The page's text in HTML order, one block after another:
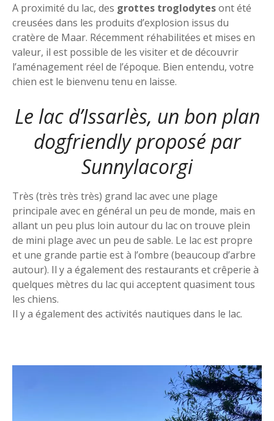
A proximité du lac, des grottes troglodytesont été
creusées dans les produits d’explosion issus du
cratère de Maar. Récemment réhabilitées et mises en
valeur, il est possible de les visiter et de découvrir
l’aménagement réel de l’époque. Bien entendu, votre
chien est le bienvenu tenu en laisse.
Le lac d’Issarlès, un bon plan
dogfriendly proposé par
Sunnylacorgi
Très (très très très) grand lac avec une plage
principale avec en général un peu de monde, mais en
allant un peu plus loin autour du lac on trouve plein
de mini plage avec un peu de sable. Le lac est propre
et une grande partie est à l’ombre (beaucoup d’arbre
autour). Il y a également des restaurants et crêperie à
quelques mètres du lac qui acceptent quasiment tous
les chiens.
Il y a également des activités nautiques dans le lac.